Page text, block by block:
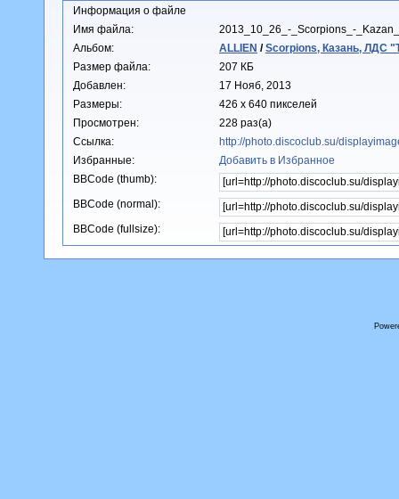
Информация о файле
Имя файла:
2013_10_26_-_Scorpions_-
Альбом:
ALLIEN /Scorpions, Казань, ЛДС
Размер файла:
207 КБ
Добавлен:
17 Нояб, 2013
Размеры:
426 x 640 пикселей
Просмотрен:
228 раз(а)
Ссылка:
http://photo.discoclub.su/
Избранные:
Добавить в Избранное
BBCode (thumb):
BBCode (normal):
BBCode (fullsize):